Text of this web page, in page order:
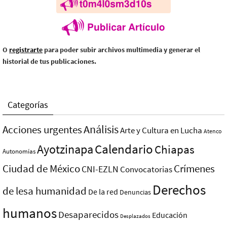
O registrarte para poder subir archivos multimedia y generar el
historial de tus publicaciones.
Categorías
Acciones urgentesAnálisisArte y Cultura en Lucha Atenco
AutonomíasAyotzinapaCalendarioChiapas
Ciudad de MéxicoCNI-EZLN ConvocatoriasCrímenes
de lesa humanidad De la red Denuncias Derechos
humanosDesaparecidos Desplazados Educación